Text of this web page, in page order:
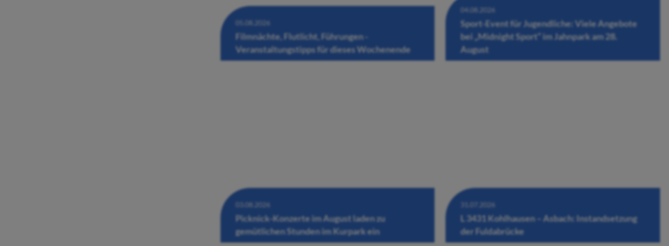
05.08.2026
Filmnächte, Flutlicht, Führungen -
Veranstaltungstipps für dieses Wochenende
04.08.2026
Sport-Event für Jugendliche: Viele Angebote
bei „Midnight Sport“ im Jahnpark am 28.
August
03.08.2026
Picknick-Konzerte im August laden zu
gemütlichen Stunden im Kurpark ein
31.07.2026
L 3431 Kohlhausen – Asbach: Instandsetzung
der Fuldabrücke